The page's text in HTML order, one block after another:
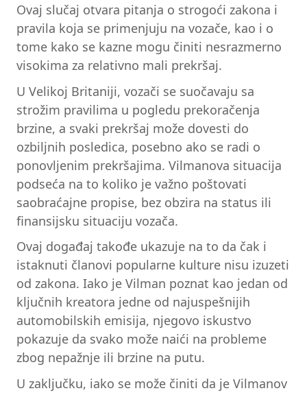
Ovaj slučaj otvara pitanja o strogoći zakona i
pravila koja se primenjuju na vozače, kao i o
tome kako se kazne mogu činiti nesrazmerno
visokima za relativno mali prekršaj.
U Velikoj Britaniji, vozači se suočavaju sa
strožim pravilima u pogledu prekoračenja
brzine, a svaki prekršaj može dovesti do
ozbiljnih posledica, posebno ako se radi o
ponovljenim prekršajima. Vilmanova situacija
podseća na to koliko je važno poštovati
saobraćajne propise, bez obzira na status ili
finansijsku situaciju vozača.
Ovaj događaj takođe ukazuje na to da čak i
istaknuti članovi popularne kulture nisu izuzeti
od zakona. Iako je Vilman poznat kao jedan od
ključnih kreatora jedne od najuspešnijih
automobilskih emisija, njegovo iskustvo
pokazuje da svako može naići na probleme
zbog nepažnje ili brzine na putu.
U zaključku, iako se može činiti da je Vilmanov